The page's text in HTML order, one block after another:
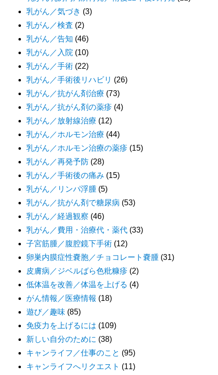
乳がん／気づき (3)
乳がん／検査 (2)
乳がん／告知 (46)
乳がん／入院 (10)
乳がん／手術 (22)
乳がん／手術後リハビリ (26)
乳がん／抗がん剤治療 (73)
乳がん／抗がん剤の薬疹 (4)
乳がん／放射線治療 (12)
乳がん／ホルモン治療 (44)
乳がん／ホルモン治療の薬疹 (15)
乳がん／再発予防 (28)
乳がん／手術後の痛み (15)
乳がん／リンパ浮腫 (5)
乳がん／抗がん剤で糖尿病 (53)
乳がん／経過観察 (46)
乳がん／費用・治療代・薬代 (33)
子宮筋腫／腹腔鏡下手術 (12)
卵巣内膜症性嚢胞／チョコレート嚢腫 (31)
皮膚病／ジベルばら色粃糠疹 (2)
低体温を改善／体温を上げる (4)
がん情報／医療情報 (18)
遊び／趣味 (85)
免疫力を上げるには (109)
新しい自分のために (38)
キャンライフ／仕事のこと (95)
キャンライフへリクエスト (11)